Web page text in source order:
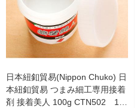
日本紐釦貿易(Nippon Chuko) 日
本紐釦貿易 つまみ細工専用接着
剤 接着美人 100g CTN502 12